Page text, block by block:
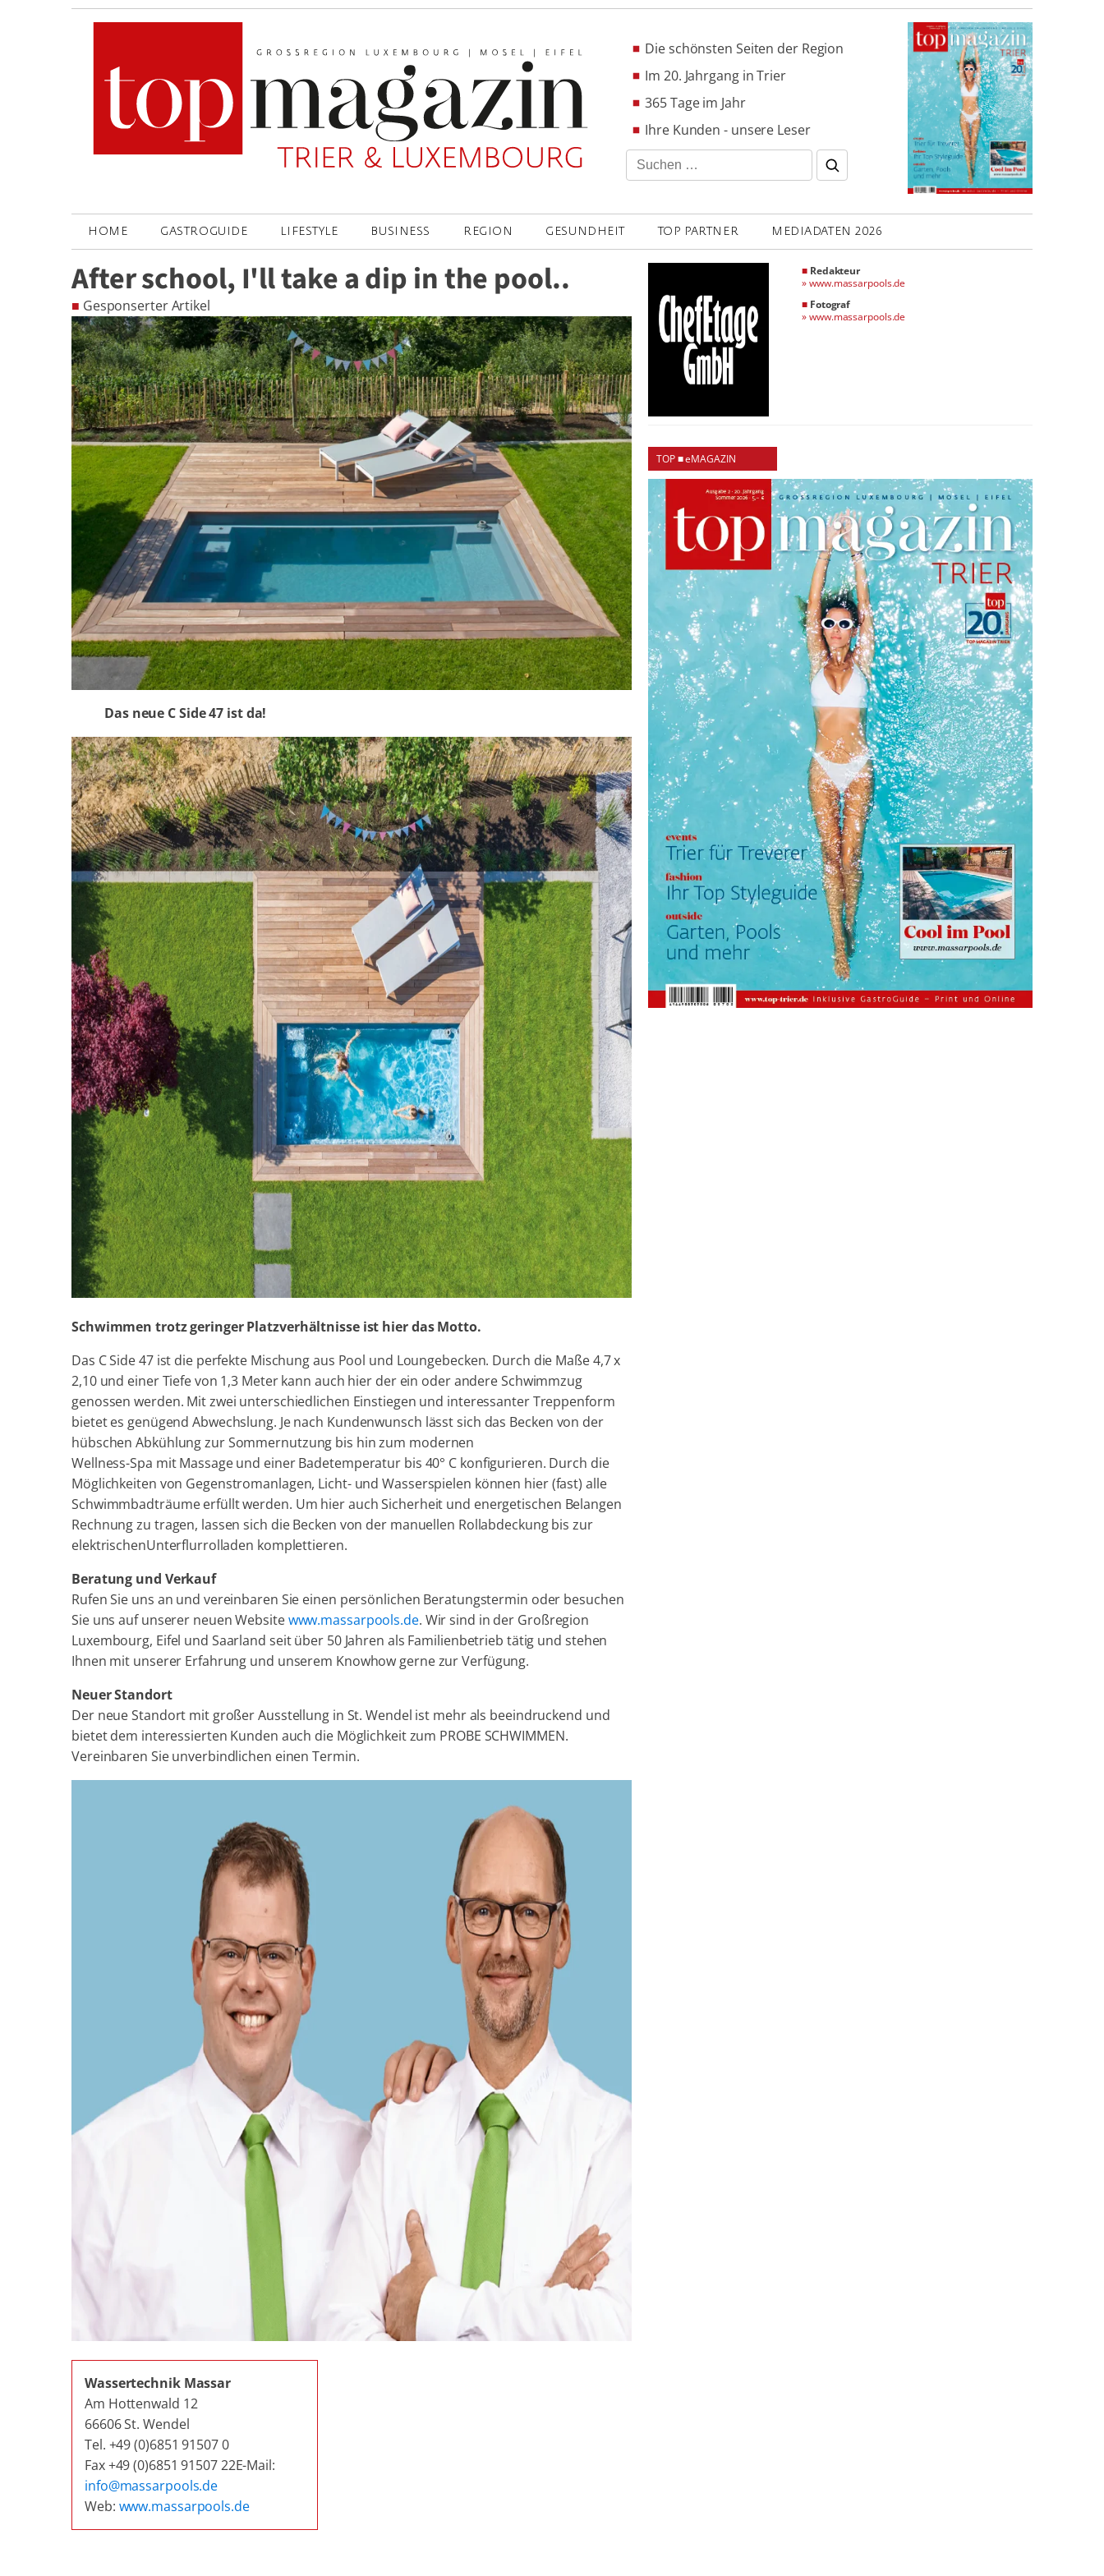
Die schönsten Seiten der Region
Im 20. Jahrgang in Trier
365 Tage im Jahr
Ihre Kunden - unsere Leser
Suchen
nach:
HOME GASTROGUIDE LIFESTYLE BUSINESS REGION GESUNDHEIT TOP PARTNER MEDIADATEN 2026
After school, I'll take a dip in the pool..
■ Gesponserter Artikel
Das neue C Side 47 ist da!
Schwimmen trotz geringer Platzverhältnisse ist hier das Motto.
Das C Side 47 ist die perfekte Mischung aus Pool und Loungebecken. Durch die Maße 4,7 x
2,10 und einer Tiefe von 1,3 Meter kann auch hier der ein oder andere Schwimmzug
genossen werden. Mit zwei unterschiedlichen Einstiegen und interessanter Treppenform
bietet es genügend Abwechslung. Je nach Kundenwunsch lässt sich das Becken von der
hübschen Abkühlung zur Sommernutzung bis hin zum modernen
Wellness-Spa mit Massage und einer Badetemperatur bis 40° C konfigurieren. Durch die
Möglichkeiten von Gegenstromanlagen, Licht- und Wasserspielen können hier (fast) alle
Schwimmbadträume erfüllt werden. Um hier auch Sicherheit und energetischen Belangen
Rechnung zu tragen, lassen sich die Becken von der manuellen Rollabdeckung bis zur
elektrischenUnterflurrolladen komplettieren.
Beratung und Verkauf
Rufen Sie uns an und vereinbaren Sie einen persönlichen Beratungstermin oder besuchen
Sie uns auf unserer neuen Websitewww.massarpools.de. Wir sind in der Großregion
Luxembourg, Eifel und Saarland seit über 50 Jahren als Familienbetrieb tätig und stehen
Ihnen mit unserer Erfahrung und unserem Knowhow gerne zur Verfügung.
Neuer Standort
Der neue Standort mit großer Ausstellung in St. Wendel ist mehr als beeindruckend und
bietet dem interessierten Kunden auch die Möglichkeit zum PROBE SCHWIMMEN.
Vereinbaren Sie unverbindlichen einen Termin.
Wassertechnik Massar
Am Hottenwald 12
66606 St. Wendel
Tel. +49 (0)6851 91507 0
Fax +49 (0)6851 91507 22E-Mail:
info@massarpools.de
Web: www.massarpools.de
■ Redakteur
»www.massarpools.de
■ Fotograf
»www.massarpools.de
TOP ■ eMAGAZIN